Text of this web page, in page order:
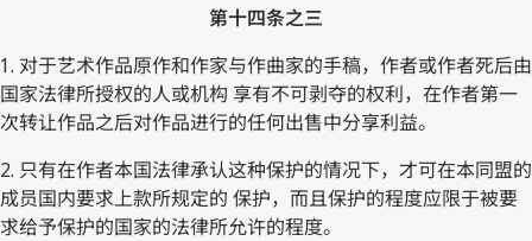
第十四条之三
1. 对于艺术作品原作和作家与作曲家的手稿，作者或作者死后由
国家法律所授权的人或机构 享有不可剥夺的权利，在作者第一
次转让作品之后对作品进行的任何出售中分享利益。
2. 只有在作者本国法律承认这种保护的情况下，才可在本同盟的
成员国内要求上款所规定的 保护，而且保护的程度应限于被要
求给予保护的国家的法律所允许的程度。